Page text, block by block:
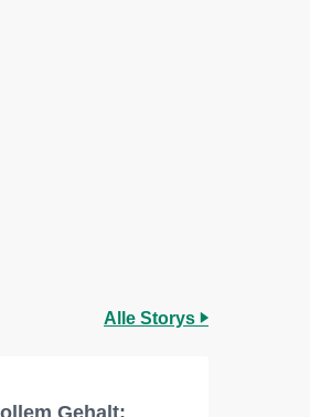
Alle Storys
Gehalt: